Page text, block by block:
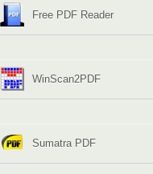
Free PDF Reader
WinScan2PDF
Sumatra PDF